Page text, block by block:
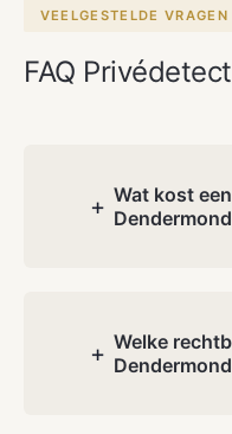
VEELGESTELDE VRAGEN
FAQ
Wat kost
+
gratis
situatie en
Welke
+